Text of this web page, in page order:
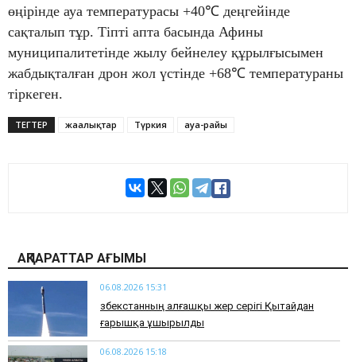
өңірінде ауа температурасы +40℃ деңгейінде
сақталып тұр. Тіпті апта басында Афины
муниципалитетінде жылу бейнелеу құрылғысымен
жабдықталған дрон жол үстінде +68℃ температураны
тіркеген.
ТЕГТЕР жаңалықтар Түркия ауа-райы
АҚПАРАТТАР АҒЫМЫ
06.08.2026 15:31
Өзбекстанның алғашқы жер серігі Қытайдан
ғарышқа ұшырылды
06.08.2026 15:18